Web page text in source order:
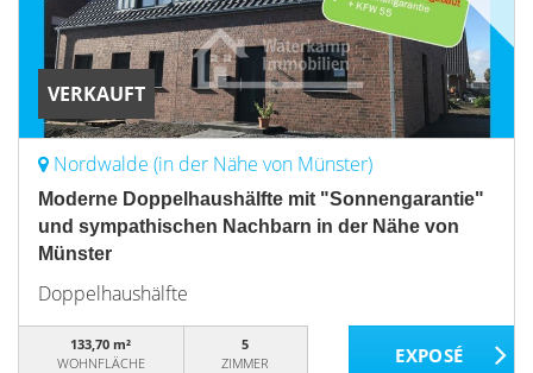
VERKAUFT
Nordwalde (in der Nähe von Münster)
Moderne Doppelhaushälfte mit "Sonnengarantie"
und sympathischen Nachbarn in der Nähe von
Münster
Doppelhaushälfte
133,70 m²
WOHNFLÄCHE
5
ZIMMER